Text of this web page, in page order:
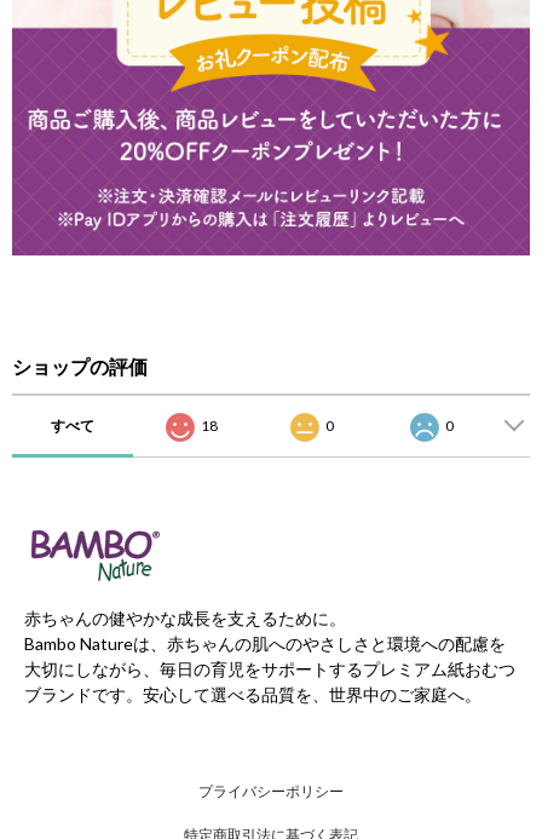
ショップの評価
すべて 18 0 0
赤ちゃんの健やかな成長を支えるために。
Bambo Natureは、赤ちゃんの肌へのやさしさと環境への配慮を
大切にしながら、毎日の育児をサポートするプレミアム紙おむつ
ブランドです。安心して選べる品質を、世界中のご家庭へ。
プライバシーポリシー
特定商取引法に基づく表記